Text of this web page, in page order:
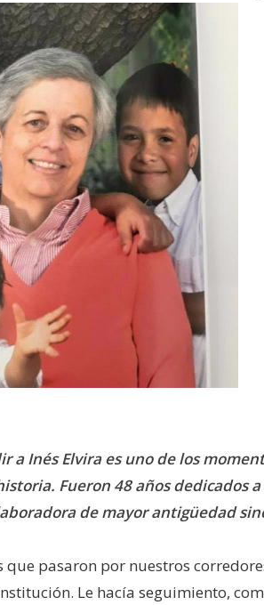
a Inés Elvira es uno de los
Fueron 48 años dedicados
de mayor antigüedad
que pasaron por nuestros
Le hacía seguimiento,